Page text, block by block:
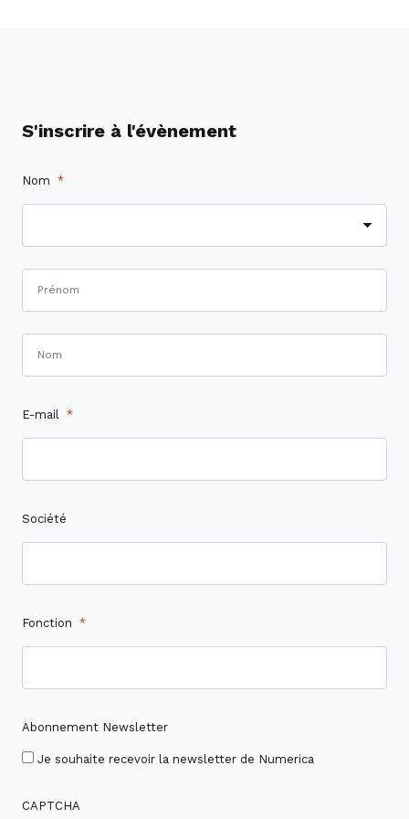
S'inscrire à l'évènement
Nom *
E-mail *
Société
Fonction *
Abonnement Newsletter
Je souhaite recevoir la newsletter de Numerica
CAPTCHA